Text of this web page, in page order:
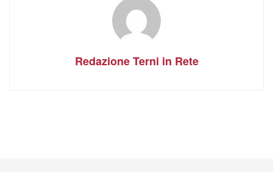
Redazione Terni in Rete